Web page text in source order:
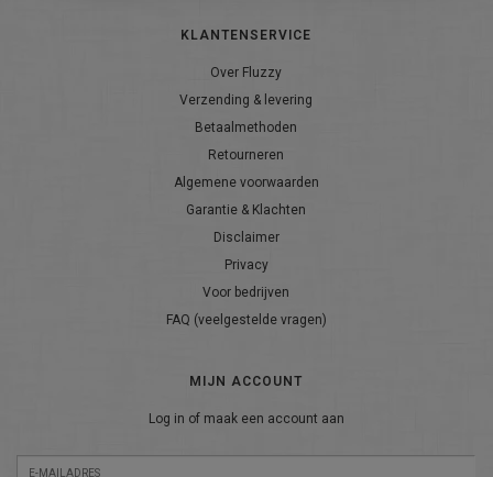
KLANTENSERVICE
Over Fluzzy
Verzending & levering
Betaalmethoden
Retourneren
Algemene voorwaarden
Garantie & Klachten
Disclaimer
Privacy
Voor bedrijven
FAQ (veelgestelde vragen)
MIJN ACCOUNT
Log in of maak een account aan